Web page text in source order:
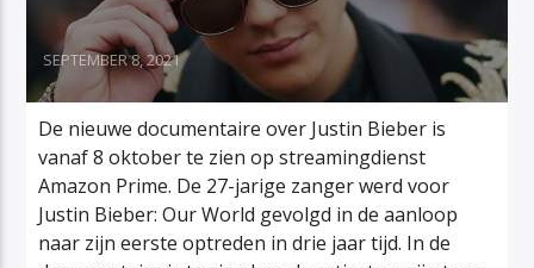
SEPTEMBER 8, 2021
De nieuwe documentaire over Justin Bieber is
vanaf 8 oktober te zien op streamingdienst
Amazon Prime. De 27-jarige zanger werd voor
Justin Bieber: Our World gevolgd in de aanloop
naar zijn eerste optreden in drie jaar tijd. In de